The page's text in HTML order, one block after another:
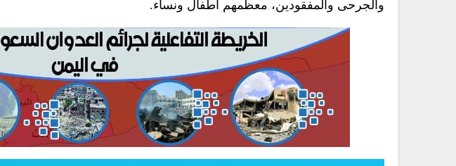
والجرحى والمفقودين، معظمهم أطفال ونساء.